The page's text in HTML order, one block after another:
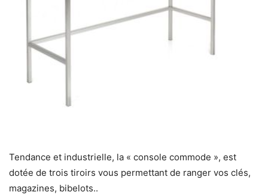
Tendance et industrielle, la « console commode », est
dotée de trois tiroirs vous permettant de ranger vos clés,
magazines, bibelots..